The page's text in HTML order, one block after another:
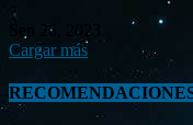
Sep 26, 2023
Cargar más